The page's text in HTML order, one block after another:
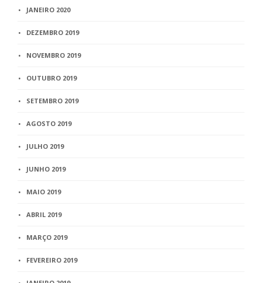
JANEIRO 2020
DEZEMBRO 2019
NOVEMBRO 2019
OUTUBRO 2019
SETEMBRO 2019
AGOSTO 2019
JULHO 2019
JUNHO 2019
MAIO 2019
ABRIL 2019
MARÇO 2019
FEVEREIRO 2019